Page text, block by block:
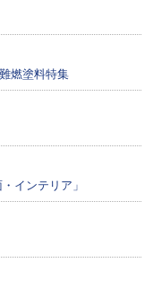
燃塗料特集
インテリア」